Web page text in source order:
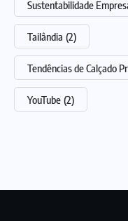
Sustentabilidade
Tailândia (2)
Tendências de Calçado
YouTube (2)